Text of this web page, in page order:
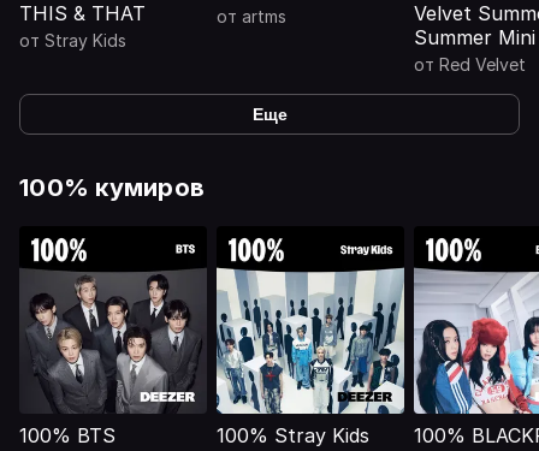
THIS & THAT
от Stray Kids
от artms
Velvet
Summer
от Red Velvet
Еще
100% кумиров
100% BTS 100% Stray Kids 100%